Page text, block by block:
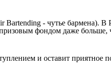
Bartending - чутье бармена).
фондом даже больше,
и оставит приятное